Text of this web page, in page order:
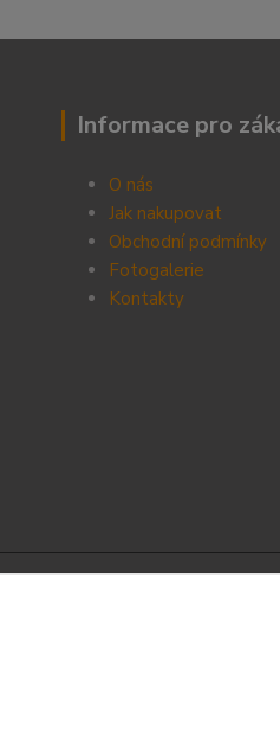
Informace pro
O nás
Jak nakupovat
Obchodní podmínky
Fotogalerie
Kontakty